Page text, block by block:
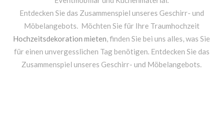
Entdecken Sie das Zusammenspiel unseres Geschirr- und
Möbelangebots. Möchten Sie für Ihre Traumhochzeit
Hochzeitsdekoration mieten, finden Sie bei uns alles, was Sie
für einen unvergesslichen Tag benötigen. Entdecken Sie das
Zusammenspiel unseres Geschirr- und Möbelangebots.